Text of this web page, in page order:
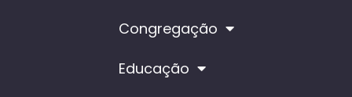
Congregação
Educação